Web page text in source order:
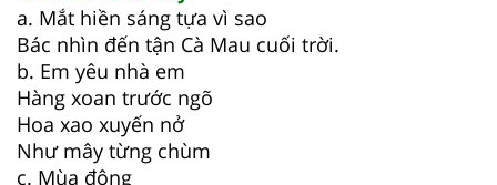
a. Mắt hiền sáng tựa vì sao
Bác nhìn đến tận Cà Mau cuối trời.
b. Em yêu nhà em
Hàng xoan trước ngõ
Hoa xao xuyến nở
Như mây từng chùm
c. Mùa đông